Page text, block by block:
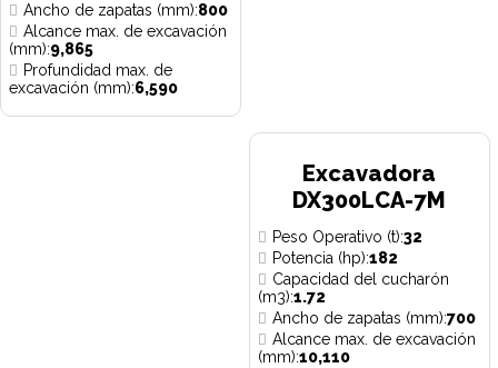
Ancho de zapatas (mm):800
Alcance max. de excavación
(mm):9,865
Profundidad max. de
excavación (mm):6,590
Excavadora
DX300LCA-7M
Peso Operativo (t):32
Potencia (hp):182
Capacidad del cucharón
(m3):1.72
Ancho de zapatas (mm):700
Alcance max. de excavación
(mm):10,110